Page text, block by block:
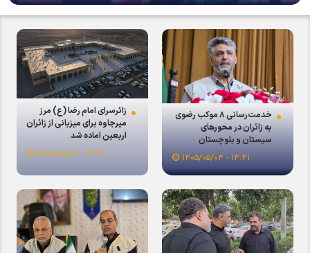
خدمت‌رسانی ۸ موکب رضوی
به زائران در محور‌های
سیستان و بلوچستان
۱۴:۴۱ - ۱۴۰۵/۰۵/۰۴
زائرسرای امام رضا (ع) مرز
میرجاوه برای میزبانی از زائران
اربعین آماده شد
۱۲:۰۳ - ۱۴۰۵/۰۵/۰۳